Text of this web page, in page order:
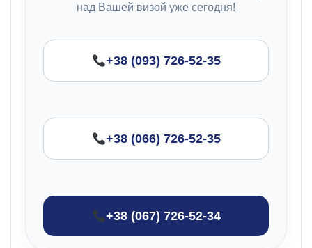
над Вашей визой уже сегодня!
+38 (093) 726-52-35
+38 (066) 726-52-35
+38 (067) 726-52-34